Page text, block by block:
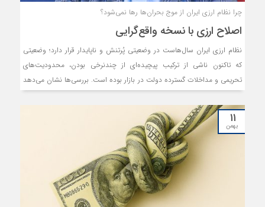
چرا نظام ارزی ایران از موج بحران‌ها رها نمی‌شود؟
اصلاح ارزی با نسخه واقع‌گرایی
نظام ارزی ایران سال‌هاست در وضعیتی پُرتنش و ناپایدار قرار دارد؛ وضعیتی
که تاکنون ناشی از ترکیب پیچیده‌ای از چندنرخی بودن، محدودیت‌های
تحریمی و مداخلات گسترده دولت در بازار بوده است. بررسی‌ها نشان می‌دهد
میزان در اقتصاد کشورمان نقش پُررنگی دارد و کجای کار به تکرار مشکلات و
بحران‌های مکرر منجر می‌شود با آلبرت بغزیان، اقتصاددان و استاد دانشگاه
تهران به گفت‌وگو نشستیم.
۱۱
بهمن